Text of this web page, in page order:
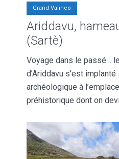
Grand Valinco
Ariddavu,
(Sartè)
Voyage dans le passé…
d’Ariddavu s’est
archéologique à
préhistorique dont on